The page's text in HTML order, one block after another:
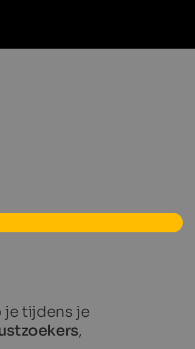
je tijdens je
,